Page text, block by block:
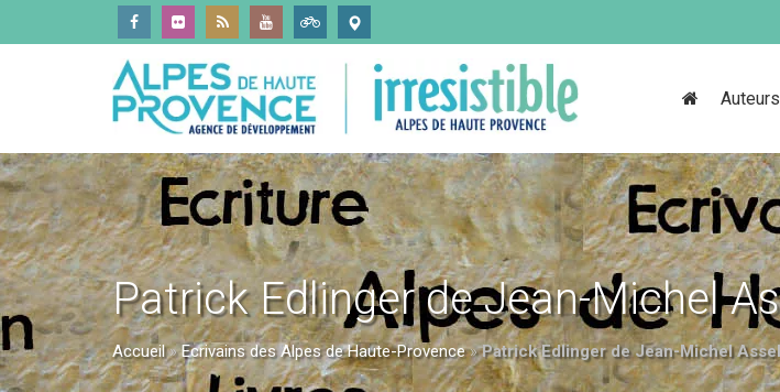
Patrick Edlinger de Jean-Michel
Accueil»Ecrivains des Alpes de Haute-Provence»Patrick Edlinger de Jean-Michel